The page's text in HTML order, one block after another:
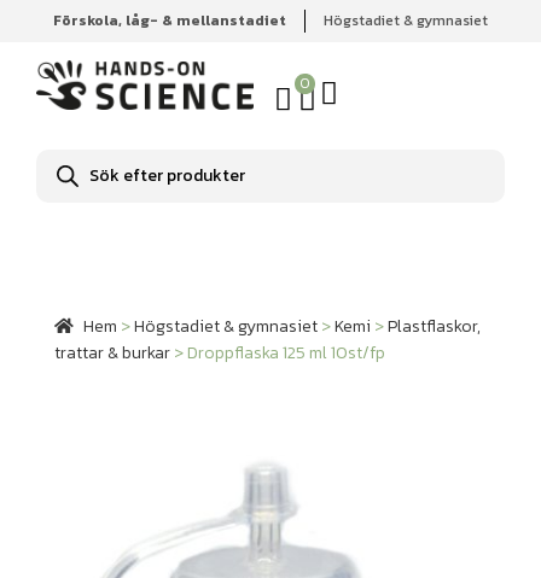
Förskola, låg- & mellanstadiet Högstadiet & gymnasiet
0
Produktsökning
Hem Högstadiet & gymnasiet Kemi
Plastflaskor, trattar
& burkar
Droppflaska 125 ml 10st/fp
Hem >Högstadiet & gymnasiet>Kemi >Plastflaskor,
trattar & burkar>Droppflaska 125 ml 10st/fp